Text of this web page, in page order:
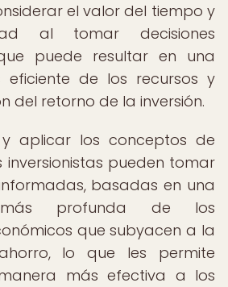
el valor del tiempo y
al tomar decisiones
puede resultar en una
eficiente de los recursos y
del retorno de la inversión.
aplicar los conceptos de
inversionistas pueden tomar
basadas en una
más profunda de los
que subyacen a la
lo que les permite
más efectiva a los